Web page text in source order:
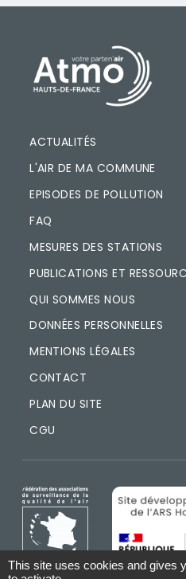
PIED DE PAGE
ACTUALITÉS
L'AIR DE MA COMMUNE
EPISODES DE POLLUTION
FAQ
MESURES DES STATIONS
PUBLICATIONS ET
QUI SOMMES NOUS
DONNÉES PERSONNELLES
MENTIONS LÉGALES
CONTACT
PLAN DU SITE
CGU
IMAGE IMAGE
This site uses cookies and gives